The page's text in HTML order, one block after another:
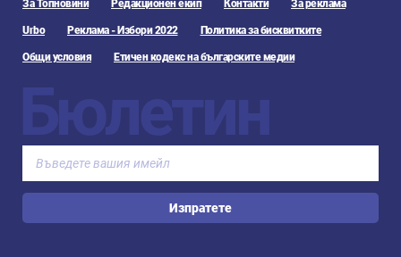
За Топновини Редакционен екип Контакти За реклама
Urbo Реклама - Избори 2022 Политика за бисквитките
Общи условия Етичен кодекс на българските медии
Бюлетин
Изпратете